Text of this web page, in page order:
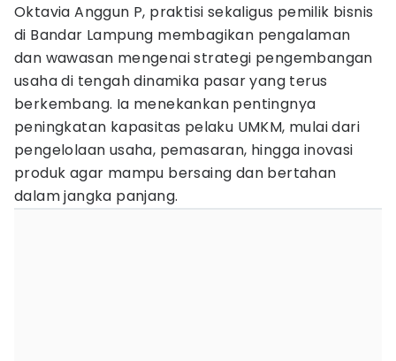
Oktavia Anggun P, praktisi sekaligus pemilik bisnis
di Bandar Lampung membagikan pengalaman
dan wawasan mengenai strategi pengembangan
usaha di tengah dinamika pasar yang terus
berkembang. Ia menekankan pentingnya
peningkatan kapasitas pelaku UMKM, mulai dari
pengelolaan usaha, pemasaran, hingga inovasi
produk agar mampu bersaing dan bertahan
dalam jangka panjang.